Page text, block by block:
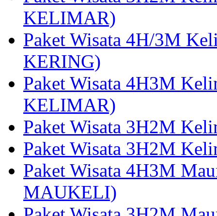
KELIMAR)
Paket Wisata 4H/3M
KERING)
Paket Wisata 4H3M
KELIMAR)
Paket Wisata 3H2M
Paket Wisata 3H2M
Paket Wisata 4H3M
MAUKELI)